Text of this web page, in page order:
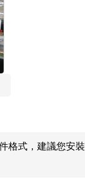
格式，建議您安裝